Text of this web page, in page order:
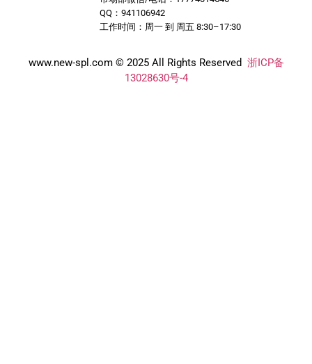
QQ：941106942
工作时间：周一 到 周五 8:30–17:30
www.new-spl.com © 2025 All Rights Reserved 浙ICP备
13028630号-4